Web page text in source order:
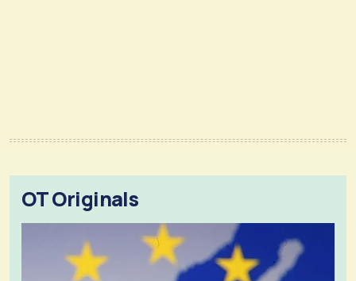
OT Originals